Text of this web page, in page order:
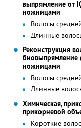
выпрямление от
ножницами
Волосы
Длинные
Реконструкция
биовыпрямление
ножницами
Волосы
Длинные
Химическая,
прикорневой
Короткие